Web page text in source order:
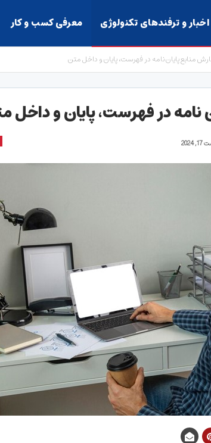
اخبار و ترفندهای تکنولوژی معرفی کسب و کار
منابع پایان نامه در فهرست، پایان و داخل متن
نامه در فهرست، پایان و داخل